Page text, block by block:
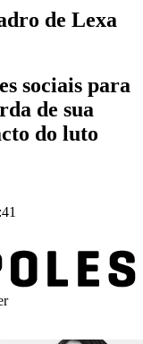
de Lexa
sociais para
de sua
do luto